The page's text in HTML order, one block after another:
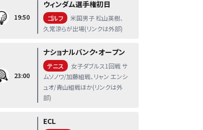
19:50
ウィンダム選手権初日
ゴルフ
米国男子 松山英樹、
久常涼らが出場(リンクは外部)
23:00
ナショナルバンク・オープン
テニス
女子ダブルス1回戦 サ
ムソノワ/加藤組戦、リャン エンシ
ュオ/青山組戦ほか(リンクは外
部)
ECL